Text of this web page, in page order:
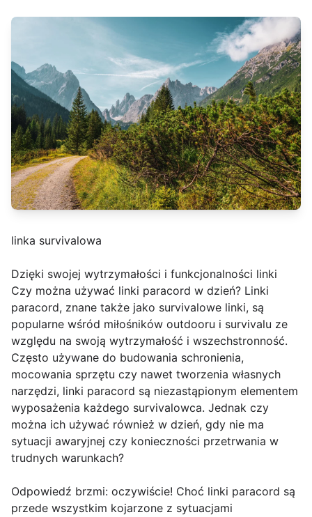
linka survivalowa
Dzięki swojej wytrzymałości i funkcjonalności linki
Czy można używać linki paracord w dzień? Linki
paracord, znane także jako survivalowe linki, są
popularne wśród miłośników outdooru i survivalu ze
względu na swoją wytrzymałość i wszechstronność.
Często używane do budowania schronienia,
mocowania sprzętu czy nawet tworzenia własnych
narzędzi, linki paracord są niezastąpionym elementem
wyposażenia każdego survivalowca. Jednak czy
można ich używać również w dzień, gdy nie ma
sytuacji awaryjnej czy konieczności przetrwania w
trudnych warunkach?
Odpowiedź brzmi: oczywiście! Choć linki paracord są
przede wszystkim kojarzone z sytuacjami